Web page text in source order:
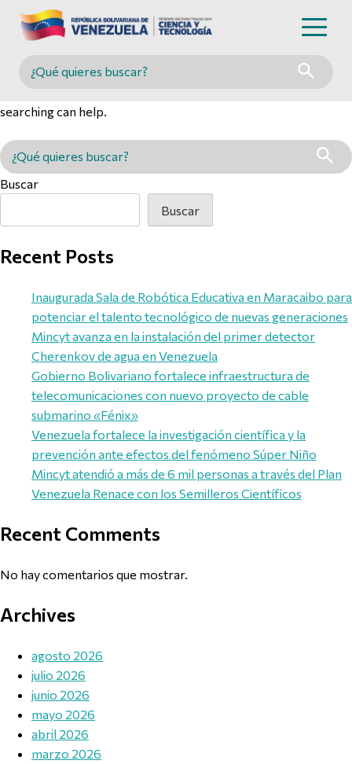
Buscar en MINCYT
searching can help.
Buscar en MINCYT
Buscar
Buscar
Recent Posts
Inaugurada Sala de Robótica Educativa en Maracaibo para
potenciar el talento tecnológico de nuevas generaciones
Mincyt avanza en la instalación del primer detector
Cherenkov de agua en Venezuela
Gobierno Bolivariano fortalece infraestructura de
telecomunicaciones con nuevo proyecto de cable
submarino «Fénix»
Venezuela fortalece la investigación científica y la
prevención ante efectos del fenómeno Súper Niño
Mincyt atendió a más de 6 mil personas a través del Plan
Venezuela Renace con los Semilleros Científicos
Recent Comments
No hay comentarios que mostrar.
Archives
agosto 2026
julio 2026
junio 2026
mayo 2026
abril 2026
marzo 2026